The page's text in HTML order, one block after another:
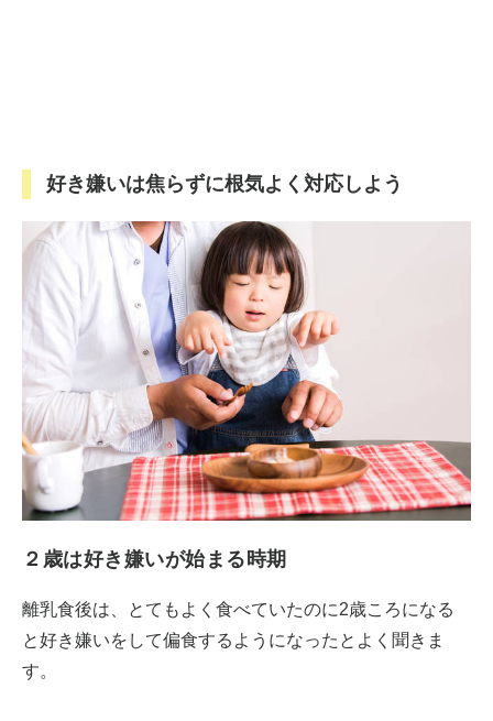
好き嫌いは焦らずに根気よく対応しよう
２歳は好き嫌いが始まる時期
離乳食後は、とてもよく食べていたのに2歳ころになる
と好き嫌いをして偏食するようになったとよく聞きま
す。